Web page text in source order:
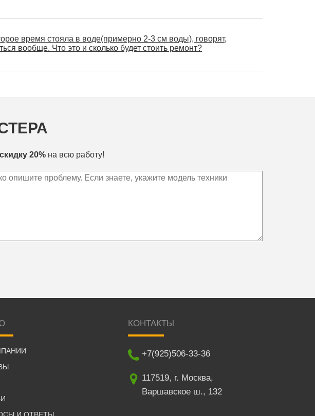
время стояла в воде(примерно 2-3 см воды), говорят,
вообще. Что это и сколько будет стоить ремонт?
скидку 20% на всю работу!
И ОТВЕТЫ
КОНТАКТЫ
+7(925)506-33-36
117519, г. Москва,
Варшавское ш., 132